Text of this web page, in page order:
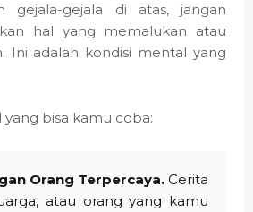
gejala-gejala di atas, jangan
hal yang memalukan atau
Ini adalah kondisi mental yang
bisa kamu coba:
Orang Terpercaya. Cerita
atau orang yang kamu